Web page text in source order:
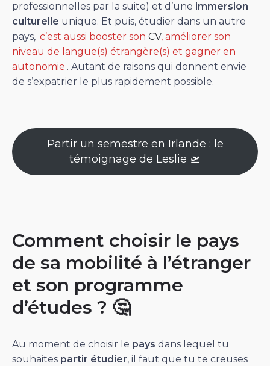
professionnelles par la suite) et d’une immersion
culturelle unique. Et puis, étudier dans un autre
pays, c’est aussi booster sonCV, améliorer son
niveau de langue(s) étrangère(s) et gagner en
autonomie . Autant de raisons qui donnent envie
de s’expatrier le plus rapidement possible.
Partir un semestre en Irlande : le
témoignage de Leslie 🛫
Comment choisir le pays
de sa mobilité à l’étranger
et son programme
d’études ? 🤔
Au moment de choisir le pays dans lequel tu
souhaites partir étudier, il faut que tu te creuses